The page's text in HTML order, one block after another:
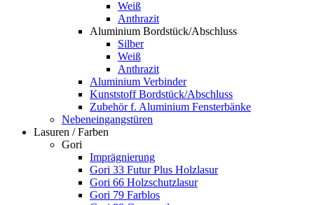
Weiß
Anthrazit
Aluminium Bordstück/Abschluss
Silber
Weiß
Anthrazit
Aluminium Verbinder
Kunststoff Bordstück/Abschluss
Zubehör f. Aluminium Fensterbänke
Nebeneingangstüren
Lasuren / Farben
Gori
Imprägnierung
Gori 33 Futur Plus Holzlasur
Gori 66 Holzschutzlasur
Gori 79 Farblos